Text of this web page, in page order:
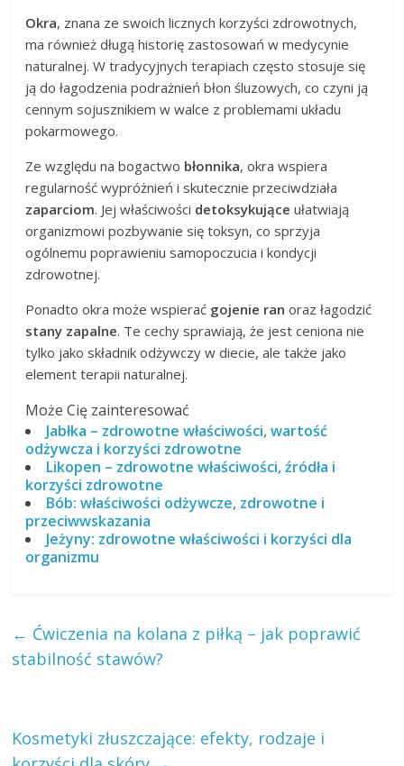
Okra, znana ze swoich licznych korzyści zdrowotnych,
ma również długą historię zastosowań w medycynie
naturalnej. W tradycyjnych terapiach często stosuje się
ją do łagodzenia podrażnień błon śluzowych, co czyni ją
cennym sojusznikiem w walce z problemami układu
pokarmowego.
Ze względu na bogactwo błonnika, okra wspiera
regularność wypróżnień i skutecznie przeciwdziała
zaparciom. Jej właściwości detoksykujące ułatwiają
organizmowi pozbywanie się toksyn, co sprzyja
ogólnemu poprawieniu samopoczucia i kondycji
zdrowotnej.
Ponadto okra może wspierać gojenie ran oraz łagodzić
stany zapalne. Te cechy sprawiają, że jest ceniona nie
tylko jako składnik odżywczy w diecie, ale także jako
element terapii naturalnej.
Może Cię zainteresować
Jabłka – zdrowotne właściwości, wartość
odżywcza i korzyści zdrowotne
Likopen – zdrowotne właściwości, źródła i
korzyści zdrowotne
Bób: właściwości odżywcze, zdrowotne i
przeciwwskazania
Jeżyny: zdrowotne właściwości i korzyści dla
organizmu
← Ćwiczenia na kolana z piłką – jak poprawić
stabilność stawów?
Kosmetyki złuszczające: efekty, rodzaje i